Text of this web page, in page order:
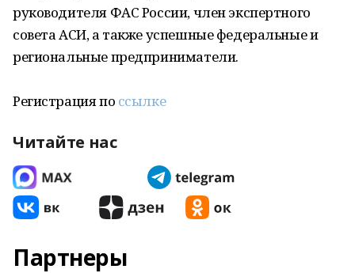
руководителя ФАС России, член экспертного
совета АСИ, а также успешные федеральные и
региональные предприниматели.
Регистрация по ссылке
Читайте нас
Партнеры